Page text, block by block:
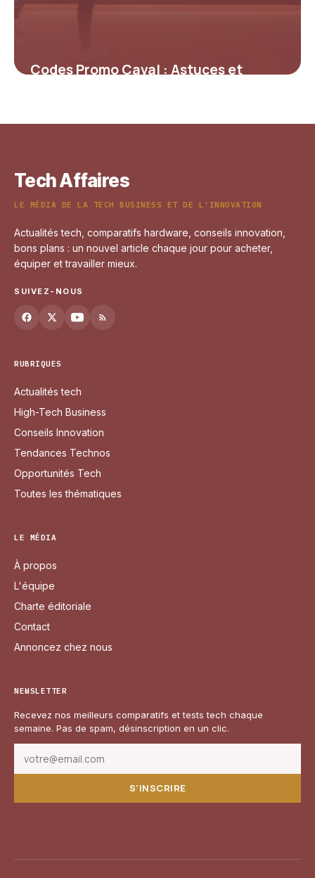
Codes Promo Caval : Astuces et
Tech Affaires
LE MÉDIA DE LA TECH BUSINESS ET DE L'INNOVATION
Actualités tech, comparatifs hardware, conseils innovation,
bons plans : un nouvel article chaque jour pour acheter,
équiper et travailler mieux.
SUIVEZ-NOUS
RUBRIQUES
Actualités tech
High-Tech Business
Conseils Innovation
Tendances Technos
Opportunités Tech
Toutes les thématiques
LE MÉDIA
À propos
L'équipe
Charte éditoriale
Contact
Annoncez chez nous
NEWSLETTER
Recevez nos meilleurs comparatifs et tests tech chaque
semaine. Pas de spam, désinscription en un clic.
S'INSCRIRE